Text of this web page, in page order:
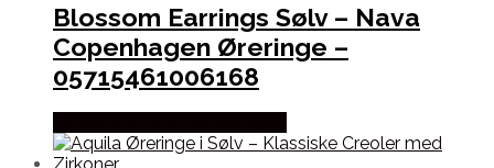
Blossom Earrings Sølv – Nava
Copenhagen Øreringe –
05715461006168